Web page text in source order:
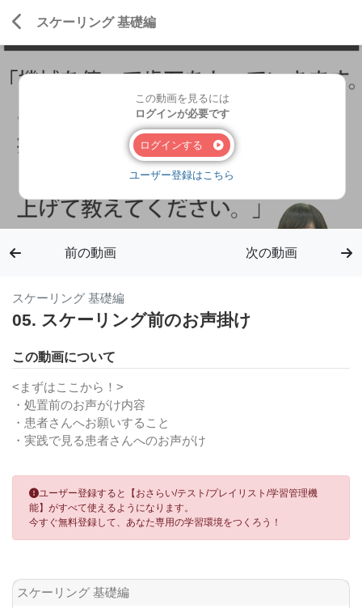
スケーリング 基礎編
この動画を見るには
ログインが必要です
ログインする
ユーザー登録はこちら
前の動画 次の動画
スケーリング 基礎編
05. スケーリング前のお声掛け
この動画について
<まずはここから！>
・処置前のお声がけ内容
・患者さんへお願いすること
・実践で見る患者さんへのお声がけ
ユーザー登録すると【おさらい/テスト/プレイリスト/学習管理機
能】がすべて使えるようになります。
今すぐ無料登録して、あなた専用の学習環境をつくろう！
スケーリング 基礎編